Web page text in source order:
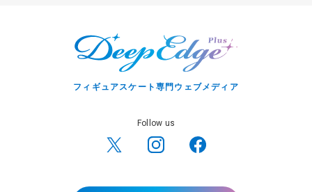
フィギュアスケート専門ウェブメディア
Follow us